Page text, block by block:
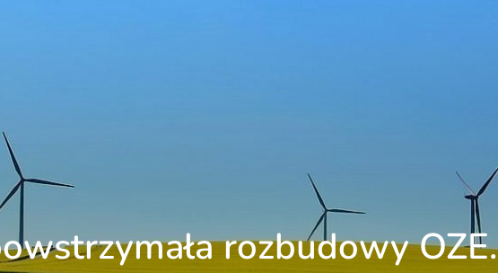
rozbudowy OZE.